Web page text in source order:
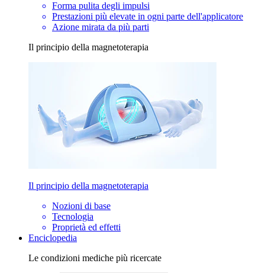
Forma pulita degli impulsi
Prestazioni più elevate in ogni parte dell'applicatore
Azione mirata da più parti
Il principio della magnetoterapia
Il principio della magnetoterapia
Nozioni di base
Tecnologia
Proprietà ed effetti
Enciclopedia
Le condizioni mediche più ricercate